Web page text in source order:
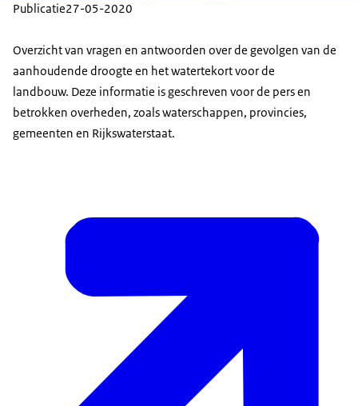
Publicatie27-05-2020
Overzicht van vragen en antwoorden over de gevolgen van de
aanhoudende droogte en het watertekort voor de
landbouw. Deze informatie is geschreven voor de pers en
betrokken overheden, zoals waterschappen, provincies,
gemeenten en Rijkswaterstaat.